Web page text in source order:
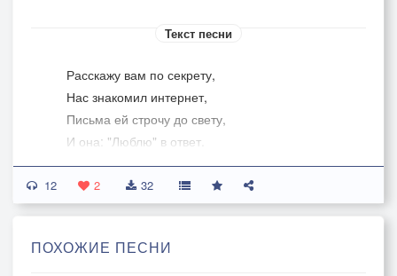
Текст песни
Расскажу вам по секрету,
Нас знакомил интернет,
Письма ей строчу до свету,
И она: "Люблю" в ответ.
Раскрасавица на снимке,
Только сумлеваюсь я,
Может, бабушка-яга?
12 2 32
ПОХОЖИЕ ПЕСНИ